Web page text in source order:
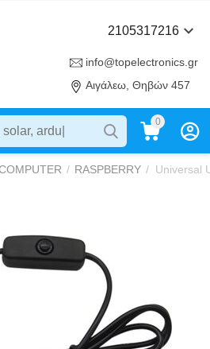
2105317216
info@topelectronics.gr
Αιγάλεω, Θηβών 457
0
/ RASPBERRY / Universal